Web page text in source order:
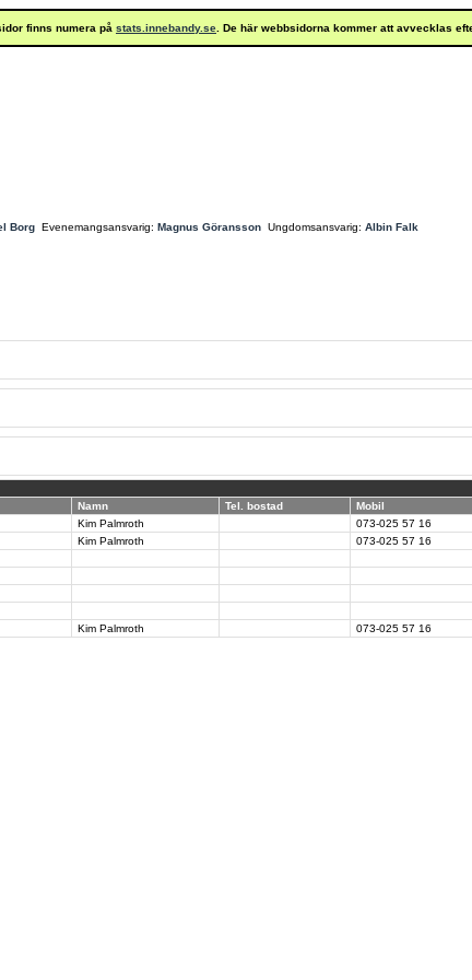
finns numera på stats.innebandy.se . De här webbsidorna kommer att avvecklas
Borg Evenemangsansvarig: Magnus Göransson Ungdomsansvarig: Albin Falk
Namn Tel. bostad
Mobil
Kim Palmroth
073-025 57 16
Kim Palmroth
073-025 57 16
Kim Palmroth 073-025 57 16